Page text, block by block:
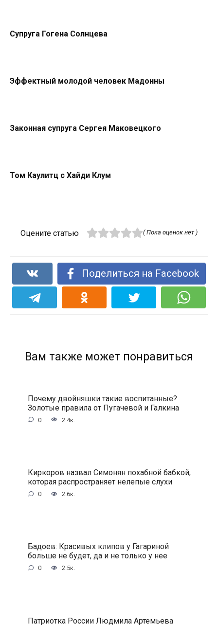
Супруга Гогена Солнцева
Эффектный молодой человек Мадонны
Законная супруга Сергея Маковецкого
Том Каулитц с Хайди Клум
Оцените статью ( Пока оценок нет )
Поделиться на Facebook
Вам также может понравиться
Почему двойняшки такие воспитанные?
Золотые правила от Пугачевой и Галкина
0 2.4к.
Киркоров назвал Симонян похабной бабкой,
которая распространяет нелепые слухи
0 2.6к.
Бадоев: Красивых клипов у Гагариной
больше не будет, да и не только у нее
0 2.5к.
Патриотка России Людмила Артемьева